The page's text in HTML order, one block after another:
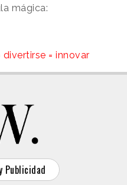
mágica:
divertirse = innovar
Publicidad